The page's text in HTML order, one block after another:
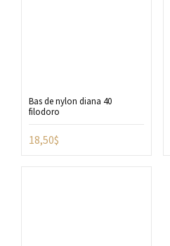
Bas de nylon diana 40
filodoro
18,50$